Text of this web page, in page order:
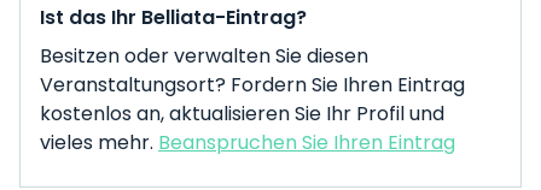
Ist das Ihr Belliata-Eintrag?
Besitzen oder verwalten Sie diesen
Veranstaltungsort? Fordern Sie Ihren Eintrag
kostenlos an, aktualisieren Sie Ihr Profil und
vieles mehr. Beanspruchen Sie Ihren Eintrag